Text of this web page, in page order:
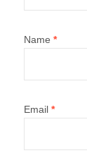
Name *
Email *